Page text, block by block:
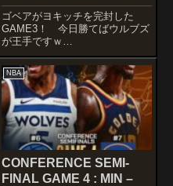
– MIN Apr 25, 2026
ゴベアがヨキッチを完封した
GAME3！ 今日勝てばウルブズ
が王手ですｗ
STARTERSMINNESOTA
TIMBERWOLVESLET’S GET IT.
🖐️ pic.twitter.com/jhRFUByYWe
— Minnesota ...
NBA
CONFERENCE SEMI-
FINAL GAME 4 : MIN –